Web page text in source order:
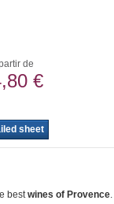
de
€
sheet
bestwines of Provence.